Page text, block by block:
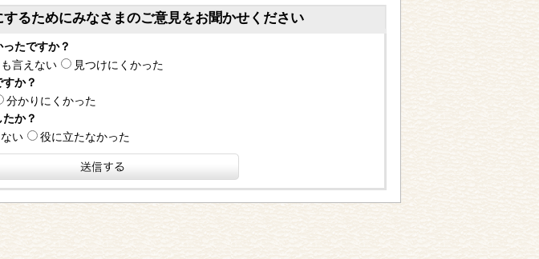
るためにみなさまのご意見をお聞かせください
たですか？
言えない
見つけにくかった
か？
分かりにくかった
か？
い 役に立たなかった